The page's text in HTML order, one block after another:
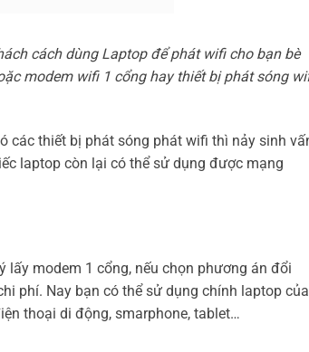
cách dùng Laptop để phát wifi cho bạn bè
modem wifi 1 cổng hay thiết bị phát sóng
các thiết bị phát sóng phát wifi thì nảy sinh
laptop còn lại có thể sử dụng được mạng
lấy modem 1 cổng, nếu chọn phương án đổi
phí. Nay bạn có thể sử dụng chính laptop của
thoại di động, smarphone, tablet…